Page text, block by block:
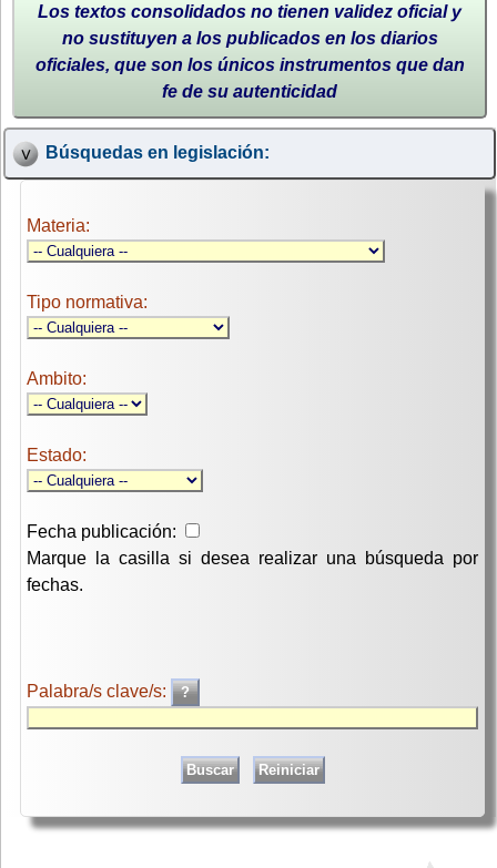
Los textos consolidados no tienen validez oficial y
no sustituyen a los publicados en los diarios
oficiales, que son los únicos instrumentos que dan
fe de su autenticidad
Búsquedas en legislación:
Materia:
Tipo normativa:
Ambito:
Estado:
Fecha publicación:
Marque la casilla si desea realizar una búsqueda por
fechas.
Palabra/s clave/s: